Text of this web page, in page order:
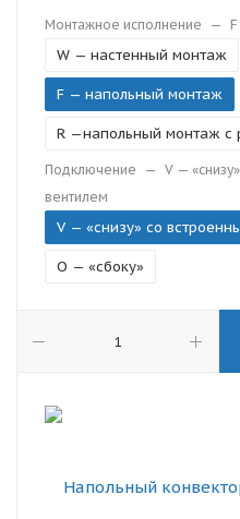
Монтажное исполнение —
W — настенный монтаж
F — напольный монтаж
R —напольный монтаж с
Подключение — V —
вентилем
V — «снизу» со
O — «сбоку»